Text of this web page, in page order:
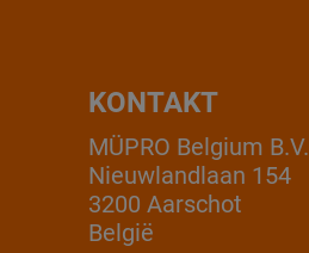
KONTAKT
MÜPRO Belgium B.V.
Nieuwlandlaan 154
3200 Aarschot
België